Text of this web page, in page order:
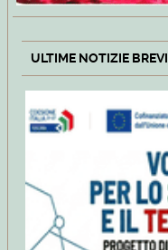
ULTIME NOTIZIE BREVI